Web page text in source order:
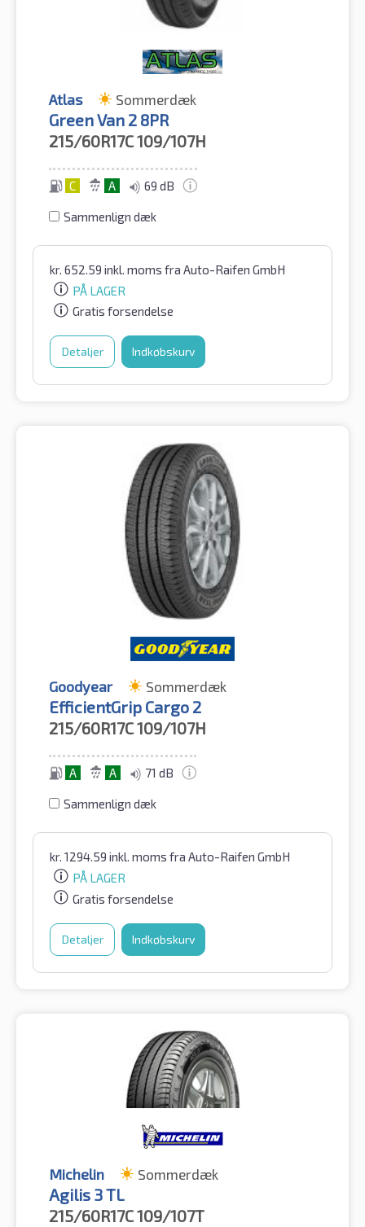
Atlas Sommerdæk
Green Van 2 8PR
215/60R17C109/107H
C A 69 dB
Sammenlign dæk
kr. 652.59 inkl. moms fra Auto-Raifen GmbH
PÅ LAGER
Gratis forsendelse
Detaljer Indkøbskurv
Goodyear Sommerdæk
EfficientGrip Cargo 2
215/60R17C109/107H
A A 71 dB
Sammenlign dæk
kr. 1294.59 inkl. moms fra Auto-Raifen GmbH
PÅ LAGER
Gratis forsendelse
Detaljer Indkøbskurv
Michelin Sommerdæk
Agilis 3 TL
215/60R17C109/107T